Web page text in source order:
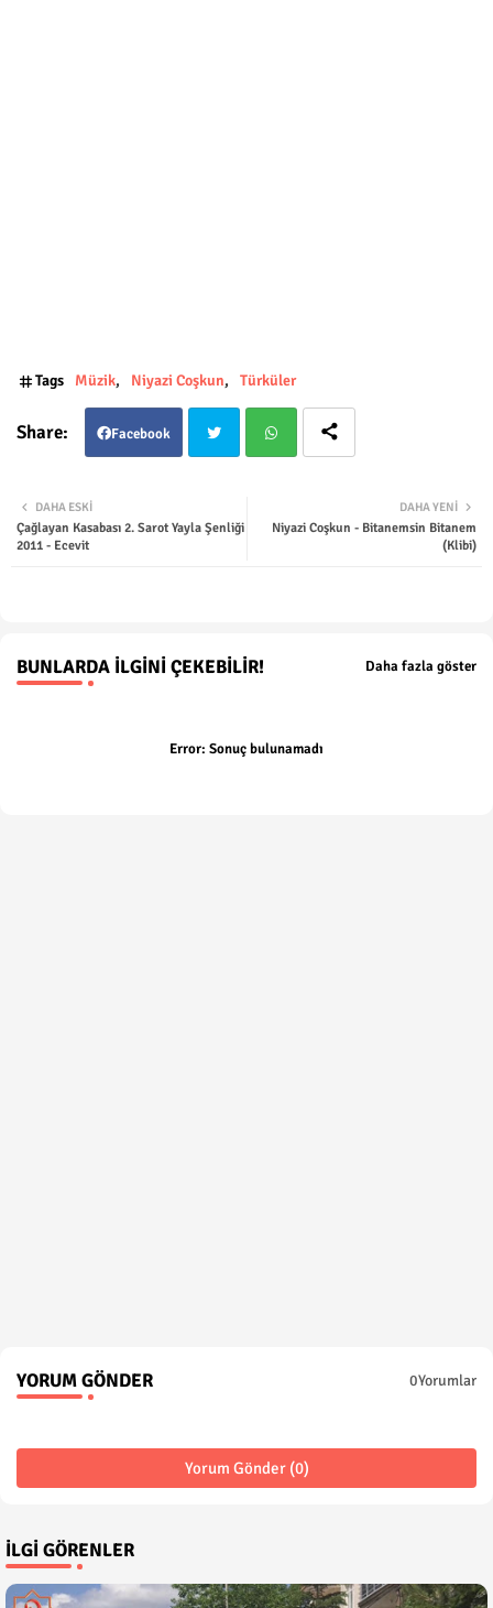
Tags Müzik Niyazi Coşkun Türküler
Facebook
ter tsap
DAHA YENI
Niyazi Coşkun - Bitanemsin Bitanem
(Klibi)
DAHA ESKI
Çağlayan Kasabası 2. Sarot Yayla Şenliği
2011 - Ecevit
BUNLARDA İLGINI ÇEKEBILIR! Daha fazla göster
Error: Sonuç bulunamadı
YORUM GÖNDER 0Yorumlar
Yorum Gönder (0)
İLGI GÖRENLER